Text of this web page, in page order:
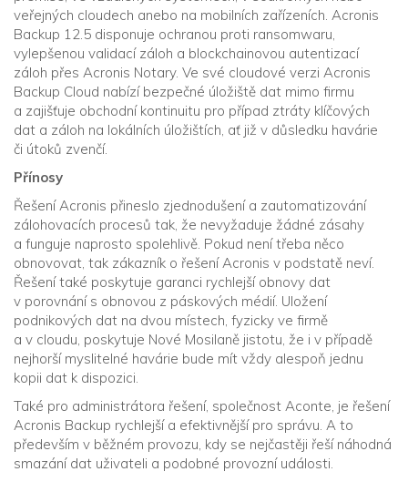
veřejných cloudech anebo na mobilních zařízeních. Acronis
Backup 12.5 disponuje ochranou proti ransomwaru,
vylepšenou validací záloh a blockchainovou autentizací
záloh přes Acronis Notary. Ve své cloudové verzi Acronis
Backup Cloud nabízí bezpečné úložiště dat mimo firmu
a zajišťuje obchodní kontinuitu pro případ ztráty klíčových
dat a záloh na lokálních úložištích, ať již v důsledku havárie
či útoků zvenčí.
Přínosy
Řešení Acronis přineslo zjednodušení a zautomatizování
zálohovacích procesů tak, že nevyžaduje žádné zásahy
a funguje naprosto spolehlivě. Pokud není třeba něco
obnovovat, tak zákazník o řešení Acronis v podstatě neví.
Řešení také poskytuje garanci rychlejší obnovy dat
v porovnání s obnovou z páskových médií. Uložení
podnikových dat na dvou místech, fyzicky ve firmě
a v cloudu, poskytuje Nové Mosilaně jistotu, že i v případě
nejhorší myslitelné havárie bude mít vždy alespoň jednu
kopii dat k dispozici.
Také pro administrátora řešení, společnost Aconte, je řešení
Acronis Backup rychlejší a efektivnější pro správu. A to
především v běžném provozu, kdy se nejčastěji řeší náhodná
smazání dat uživateli a podobné provozní události.